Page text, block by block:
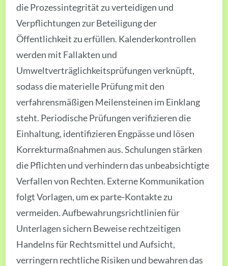
die Prozessintegrität zu verteidigen und
Verpflichtungen zur Beteiligung der
Öffentlichkeit zu erfüllen. Kalenderkontrollen
werden mit Fallakten und
Umweltverträglichkeitsprüfungen verknüpft,
sodass die materielle Prüfung mit den
verfahrensmäßigen Meilensteinen im Einklang
steht. Periodische Prüfungen verifizieren die
Einhaltung, identifizieren Engpässe und lösen
Korrekturmaßnahmen aus. Schulungen stärken
die Pflichten und verhindern das unbeabsichtigte
Verfallen von Rechten. Externe Kommunikation
folgt Vorlagen, um ex parte-Kontakte zu
vermeiden. Aufbewahrungsrichtlinien für
Unterlagen sichern Beweise rechtzeitigen
Handelns für Rechtsmittel und Aufsicht,
verringern rechtliche Risiken und bewahren das